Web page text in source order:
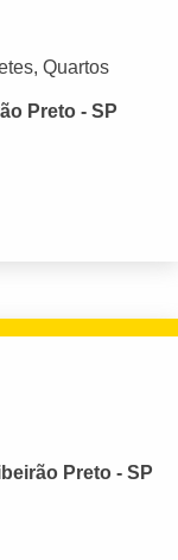
Quartos
Preto - SP
Preto - SP